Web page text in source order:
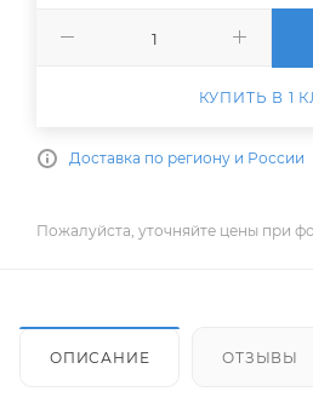
КУПИТЬ В 1
Доставка по региону и России
Пожалуйста, уточняйте цены при
ОПИСАНИЕ ОТЗЫВЫ